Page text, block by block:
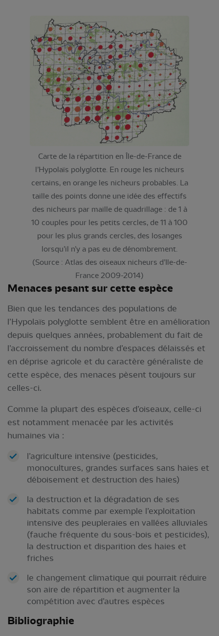
Carte de la répartition en Île-de-France de
l’Hypolaïs polyglotte. En rouge les nicheurs
certains, en orange les nicheurs probables. La
taille des points donne une idée des effectifs
des nicheurs par maille de quadrillage : de 1 à
10 couples pour les petits cercles, de 11 à 100
pour les plus grands cercles, des losanges
lorsqu’il n’y a pas eu de dénombrement.
(Source : Atlas des oiseaux nicheurs d’Ile-de-
France 2009-2014)
Menaces pesant sur cette espèce
Bien que les tendances des populations de
l’Hypolaïs polyglotte semblent être en amélioration
depuis quelques années, probablement du fait de
l’accroissement du nombre d’espaces délaissés et
en déprise agricole et du caractère généraliste de
cette espèce, des menaces pèsent toujours sur
celles-ci.
Comme la plupart des espèces d’oiseaux, celle-ci
est notamment menacée par les activités
humaines via :
l’agriculture intensive (pesticides,
monocultures, grandes surfaces sans haies et
déboisement et destruction des haies)
la destruction et la dégradation de ses
habitats comme par exemple l’exploitation
intensive des peupleraies en vallées alluviales
(fauche fréquente du sous-bois et pesticides),
la destruction et disparition des haies et
friches
le changement climatique qui pourrait réduire
son aire de répartition et augmenter la
compétition avec d’autres espèces
Bibliographie